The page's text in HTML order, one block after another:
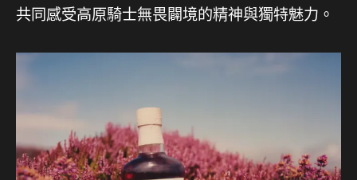
共同感受高原騎士無畏闢境的精神與獨特魅力。